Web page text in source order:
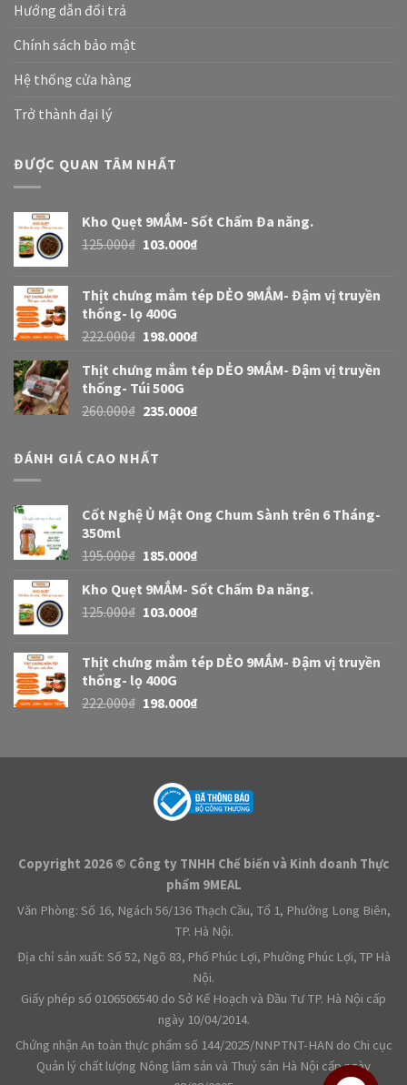
Hướng dẫn đổi trả
Chính sách bảo mật
Hệ thống cửa hàng
Trở thành đại lý
ĐƯỢC QUAN TÂM NHẤT
Kho Quẹt 9MẮM- Sốt Chấm Đa năng.
125.000₫ 103.000₫
Thịt chưng mắm tép DẺO 9MẮM- Đậm vị truyền
thống- lọ 400G
222.000₫ 198.000₫
Thịt chưng mắm tép DẺO 9MẮM- Đậm vị truyền
thống- Túi 500G
260.000₫ 235.000₫
ĐÁNH GIÁ CAO NHẤT
Cốt Nghệ Ủ Mật Ong Chum Sành trên 6 Tháng-
350ml
195.000₫ 185.000₫
Kho Quẹt 9MẮM- Sốt Chấm Đa năng.
125.000₫ 103.000₫
Thịt chưng mắm tép DẺO 9MẮM- Đậm vị truyền
thống- lọ 400G
222.000₫ 198.000₫
Copyright 2026 © Công ty TNHH Chế biến và Kinh doanh Thực
phẩm 9MEAL
Văn Phòng: Số 16, Ngách 56/136 Thạch Cầu, Tổ 1, Phường Long Biên,
TP. Hà Nội.
Địa chỉ sản xuất: Số 52, Ngõ 83, Phố Phúc Lợi, Phường Phúc Lợi, TP Hà
Nội.
Giấy phép số 0106506540 do Sở Kế Hoạch và Đầu Tư TP. Hà Nội cấp
ngày 10/04/2014.
Chứng nhận An toàn thực phẩm số 144/2025/NNPTNT-HAN do Chi cục
Quản lý chất lượng Nông lâm sản và Thuỷ sản Hà Nội cấp ngày